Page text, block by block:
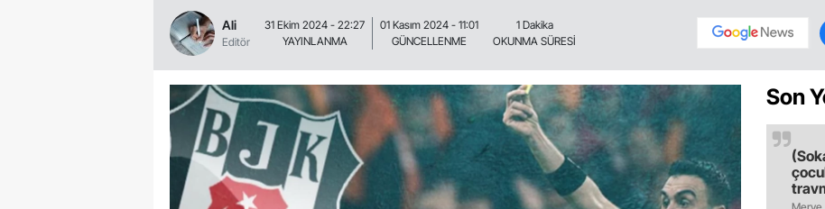
Ali
Editör
31 Ekim 2024 - 22:27
YAYINLANMA
01 Kasım 2024 - 11:01
GÜNCELLENME
1 Dakika
OKUNMA SÜRESİ
Son